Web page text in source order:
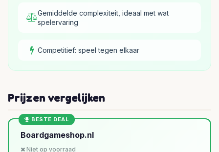
Gemiddelde complexiteit, ideaal met wat
spelervaring
Competitief: speel tegen elkaar
Prijzen vergelijken
BESTE DEAL
Boardgameshop.nl
Niet op voorraad